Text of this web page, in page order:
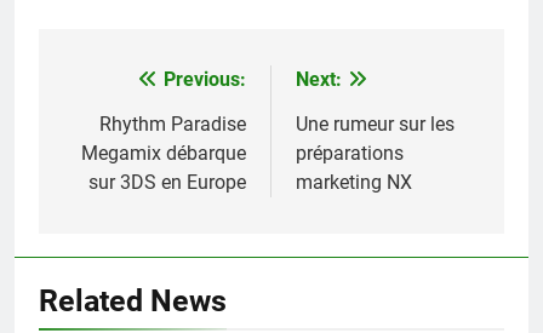
Navigation
l’article
Previous:
Rhythm Paradise
Megamix débarque
sur 3DS en Europe
Next:
Une rumeur sur les
préparations
marketing NX
Related News